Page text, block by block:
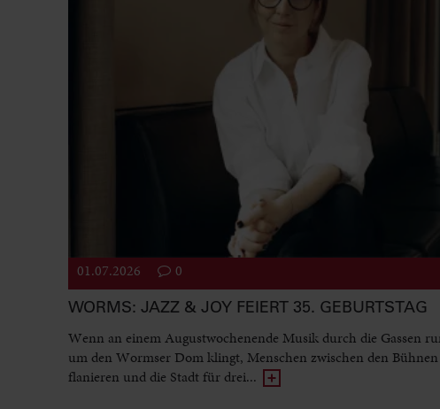
01.07.2026 0
WORMS: JAZZ & JOY FEIERT 35. GEBURTSTAG
Wenn an einem Augustwochenende Musik durch die Gassen
um den Wormser Dom klingt, Menschen zwischen den Bühnen
flanieren und die Stadt für drei...